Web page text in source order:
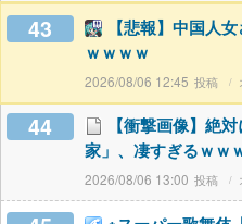
43
【悲報】中国人
ｗｗｗｗ
2026/08/06 12:45
44
【衝撃画像】絶
家」、凄すぎるｗ
2026/08/06 13:00